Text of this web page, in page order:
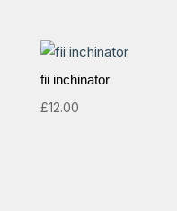
fii inchinator
£12.00